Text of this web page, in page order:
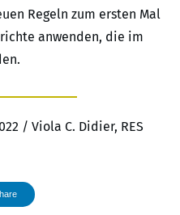
Regeln zum ersten Mal
anwenden, die im
/ Viola C. Didier, RES